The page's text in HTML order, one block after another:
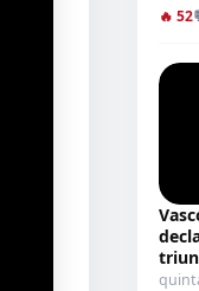
🔥 52